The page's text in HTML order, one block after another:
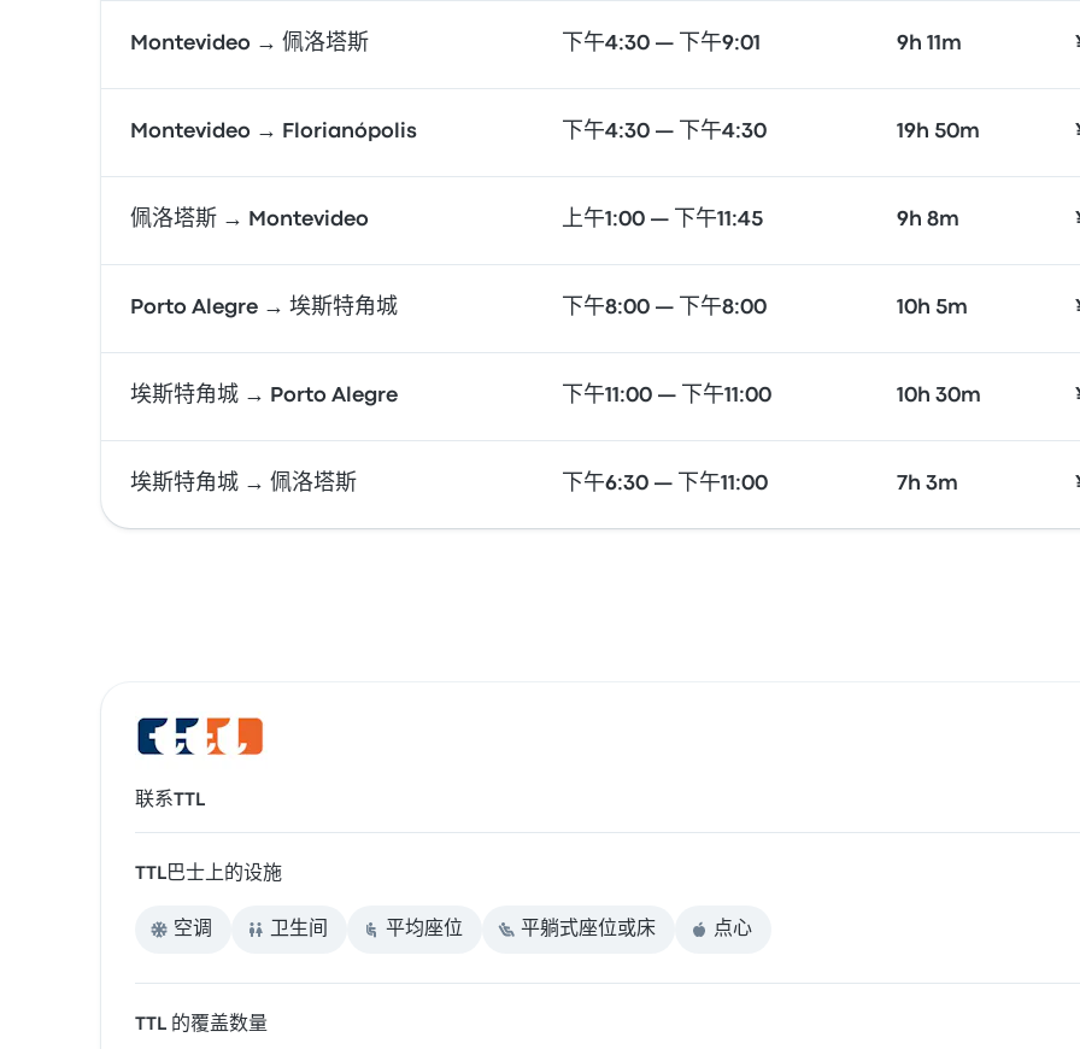
Montevideo → 佩洛塔斯 下午4:30 — 下午9:01 9h 11m
Montevideo → Florianópolis 下午4:30 — 下午4:30 19h 50m
佩洛塔斯 → Montevideo 上午1:00 — 下午11:45 9h 8m
Porto Alegre → 埃斯特角城 下午8:00 — 下午8:00 10h 5m
埃斯特角城 → Porto Alegre 下午11:00 — 下午11:00 10h 30m
埃斯特角城 → 佩洛塔斯 下午6:30 — 下午11:00 7h 3m
联系TTL
TTL巴士上的设施
空调 卫生间 平均座位 平躺式座位或床 点心
TTL 的覆盖数量